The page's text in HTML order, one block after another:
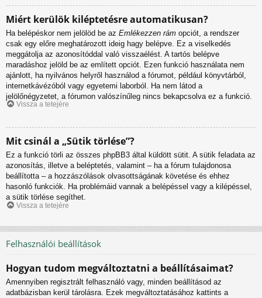
Miért kerülök kiléptetésre automatikusan?
Ha belépéskor nem jelölöd be az Emlékezzen rám opciót, a rendszer
csak egy előre meghatározott ideig hagy belépve. Ez a viselkedés
meggátolja az azonosítóddal való visszaélést. A tartós belépve
maradáshoz jelöld be az említett opciót. Ezen funkció használata nem
ajánlott, ha nyilvános helyről használod a fórumot, például könyvtárból,
internetkávézóból vagy egyetemi laborból. Ha nem látod a
jelölőnégyzetet, a fórumon valószínűleg nincs bekapcsolva ez a funkció.
Vissza a tetejére
Mit csinál a „Sütik törlése”?
Ez a funkció törli az összes phpBB3 által küldött sütit. A sütik feladata az
azonosítás, illetve a beléptetés, valamint – ha a fórum tulajdonosa
beállította – a hozzászólások olvasottságának követése és ehhez
hasonló funkciók. Ha problémáid vannak a belépéssel vagy a kilépéssel,
a sütik törlése segíthet.
Vissza a tetejére
Felhasználói beállítások
Hogyan tudom megváltoztatni a beállításaimat?
Amennyiben regisztrált felhasználó vagy, minden beállításod az
adatbázisban kerül tárolásra. Ezek megváltoztatásához kattints a